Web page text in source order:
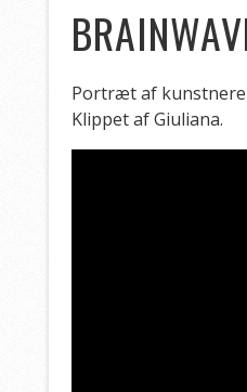
Portræt af
Klippet af Giuliana.